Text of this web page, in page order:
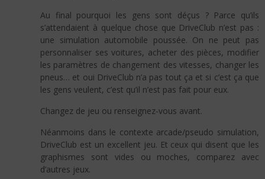
Au final pourquoi les gens sont déçus ? Parce qu’ils
s’attendaient à quelque chose que DriveClub n’est pas :
une simulation automobile poussée. On ne peut pas
personnaliser ses voitures, acheter des pièces, modifier
les paramètres de changement des vitesses, changer les
pneus… et oui DriveClub n’a pas tout ça et si c’est ça que
les gens veulent, c’est qu’il n’est pas fait pour eux.
Changez de jeu ou renseignez-vous avant.
Néanmoins dans le contexte arcade/pseudo simulation,
DriveClub est un excellent jeu. Et ceux qui disent que les
graphismes sont vides ou moches, comparez avec
d’autres jeux.